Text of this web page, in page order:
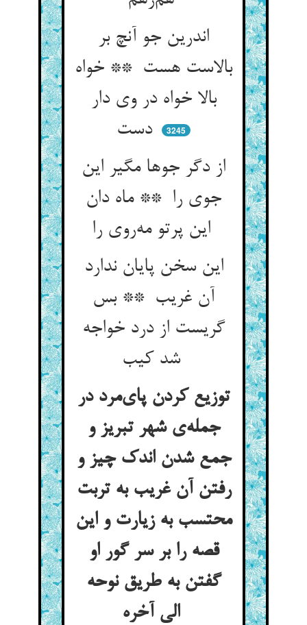
اندرین جو آنچ بر
بالاست هست ** خواه
بالا خواه در وی دار
دست
3245
از دگر جوها مگیر این
جوی را ** ماه دان
این پرتو مه‌روی را
این سخن پایان ندارد
آن غریب ** بس
گریست از درد خواجه
شد کیب
توزیع کردن پای‌مرد در
جمله‌ی شهر تبریز و
جمع شدن اندک چیز و
رفتن آن غریب به تربت
محتسب به زیارت و این
قصه را بر سر گور او
گفتن به طریق نوحه
الی آخره